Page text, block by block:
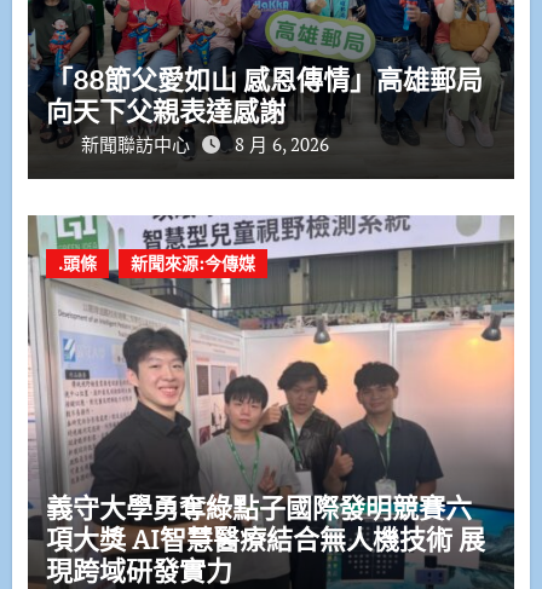
「88節父愛如山 感恩傳情」高雄郵局
向天下父親表達感謝
新聞聯訪中心 8 月 6, 2026
.頭條 新聞來源:今傳媒
義守大學勇奪綠點子國際發明競賽六
項大獎 AI智慧醫療結合無人機技術 展
現跨域研發實力